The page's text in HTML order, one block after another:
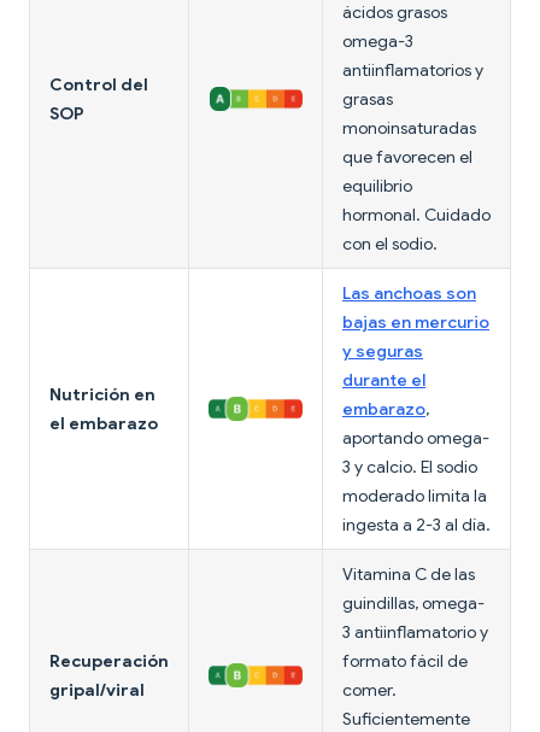
Control del
SOP
ácidos grasos
omega-3
antiinflamatorios y
grasas
monoinsaturadas
que favorecen el
equilibrio
hormonal. Cuidado
con el sodio.
Nutrición en
el embarazo
Las anchoas son
bajas en mercurio
y seguras
durante el
embarazo,
aportando omega-
3 y calcio. El sodio
moderado limita la
ingesta a 2-3 al día.
Recuperación
gripal/viral
Vitamina C de las
guindillas, omega-
3 antiinflamatorio y
formato fácil de
comer.
Suficientemente